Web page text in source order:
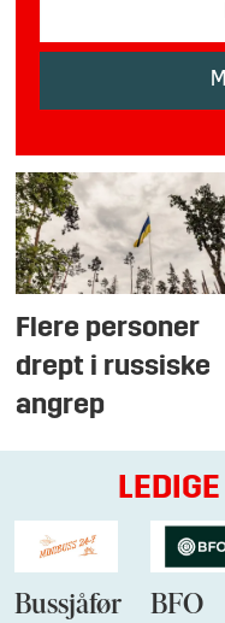
Flere personer
drept i russiske
angrep
Bussjåfør
BFO